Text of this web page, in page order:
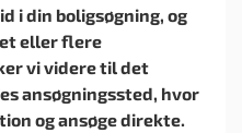
i din boligsøgning, og
eller flere
vi videre til det
ansøgningssted, hvor
og ansøge direkte.